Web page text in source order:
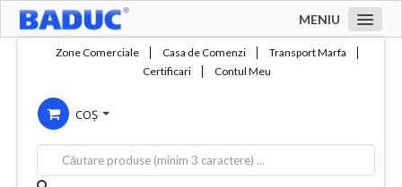
MENIU
Compania
Servicii
Productie
Zone Comerciale Casa de Comenzi
Transport Marfa
Certificari
Contul Meu
COȘ